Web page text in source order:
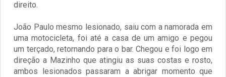
direito.
João Paulo mesmo lesionado, saiu com a namorada em
uma motocicleta, foi até a casa de um amigo e pegou
um terçado, retornando para o bar. Chegou e foi logo em
direção a Mazinho que atingiu as suas costas e rosto,
ambos lesionados passaram a abrigar momento que